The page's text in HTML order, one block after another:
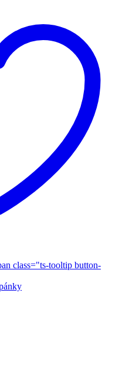
class="ts-tooltip button-